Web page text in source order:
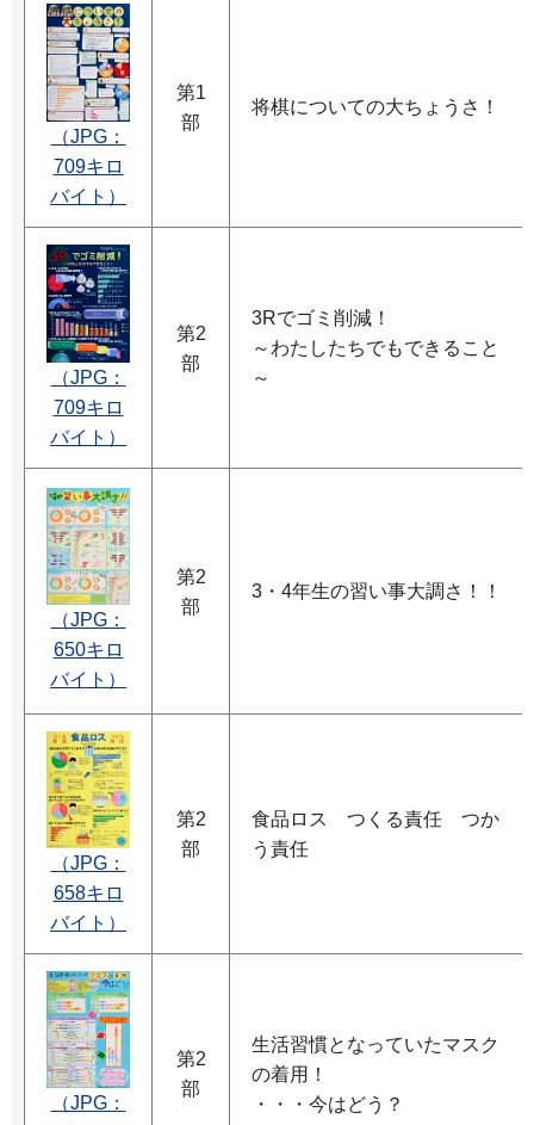
（JPG：
709キロ
バイト）
第1
部
将棋についての大ちょうさ！
（JPG：
709キロ
バイト）
第2
部
3Rでゴミ削減！
～わたしたちでもできること
～
（JPG：
650キロ
バイト）
第2
部
3・4年生の習い事大調さ！！
（JPG：
658キロ
バイト）
第2
部
食品ロス つくる責任 つか
う責任
（JPG：
第2
部
生活習慣となっていたマスク
の着用！
・・・今はどう？